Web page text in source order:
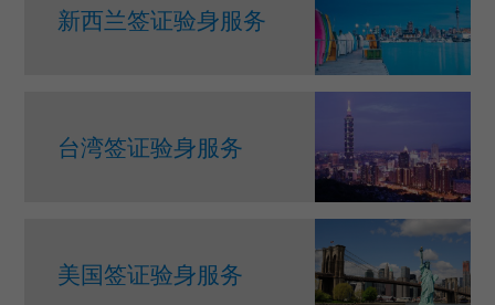
新西兰签证验身服务
台湾签证验身服务
美国签证验身服务